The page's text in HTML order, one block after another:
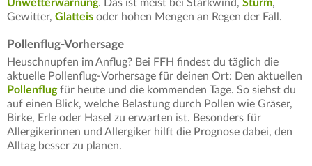
Unwetterwarnung. Das ist meist bei Starkwind, Sturm,
Gewitter, Glatteis oder hohen Mengen an Regen der Fall.
Pollenflug-Vorhersage
Heuschnupfen im Anflug? Bei FFH findest du täglich die
aktuelle Pollenflug-Vorhersage für deinen Ort: Den aktuellen
Pollenflugfür heute und die kommenden Tage. So siehst du
auf einen Blick, welche Belastung durch Pollen wie Gräser,
Birke, Erle oder Hasel zu erwarten ist. Besonders für
Allergikerinnen und Allergiker hilft die Prognose dabei, den
Alltag besser zu planen.